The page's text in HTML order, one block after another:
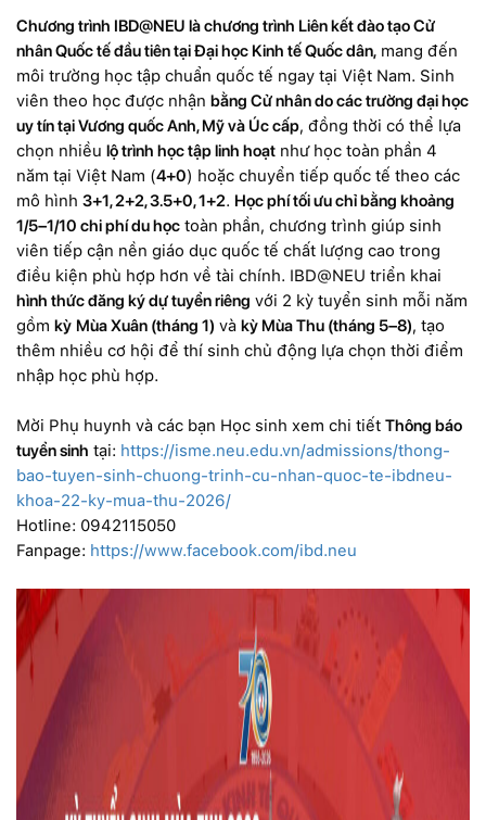
Chương trình IBD@NEU là chương trình Liên kết đào tạo Cử
nhân Quốc tế đầu tiên tại Đại học Kinh tế Quốc dân, mang đến
môi trường học tập chuẩn quốc tế ngay tại Việt Nam. Sinh
viên theo học được nhận bằng Cử nhân do các trường đại học
uy tín tại Vương quốc Anh, Mỹ và Úc cấp, đồng thời có thể lựa
chọn nhiều lộ trình học tập linh hoạt như học toàn phần 4
năm tại Việt Nam (4+0) hoặc chuyển tiếp quốc tế theo các
mô hình 3+1, 2+2, 3.5+0, 1+2. Học phí tối ưu chỉ bằng khoảng
1/5–1/10 chi phí du học toàn phần, chương trình giúp sinh
viên tiếp cận nền giáo dục quốc tế chất lượng cao trong
điều kiện phù hợp hơn về tài chính. IBD@NEU triển khai
hình thức đăng ký dự tuyển riêng với 2 kỳ tuyển sinh mỗi năm
gồm kỳ Mùa Xuân (tháng 1) và kỳ Mùa Thu (tháng 5–8), tạo
thêm nhiều cơ hội để thí sinh chủ động lựa chọn thời điểm
nhập học phù hợp.
Mời Phụ huynh và các bạn Học sinh xem chi tiết Thông báo
tuyển sinh tại: https://isme.neu.edu.vn/admissions/thong-
bao-tuyen-sinh-chuong-trinh-cu-nhan-quoc-te-ibdneu-
khoa-22-ky-mua-thu-2026/
Hotline: 0942115050
Fanpage: https://www.facebook.com/ibd.neu